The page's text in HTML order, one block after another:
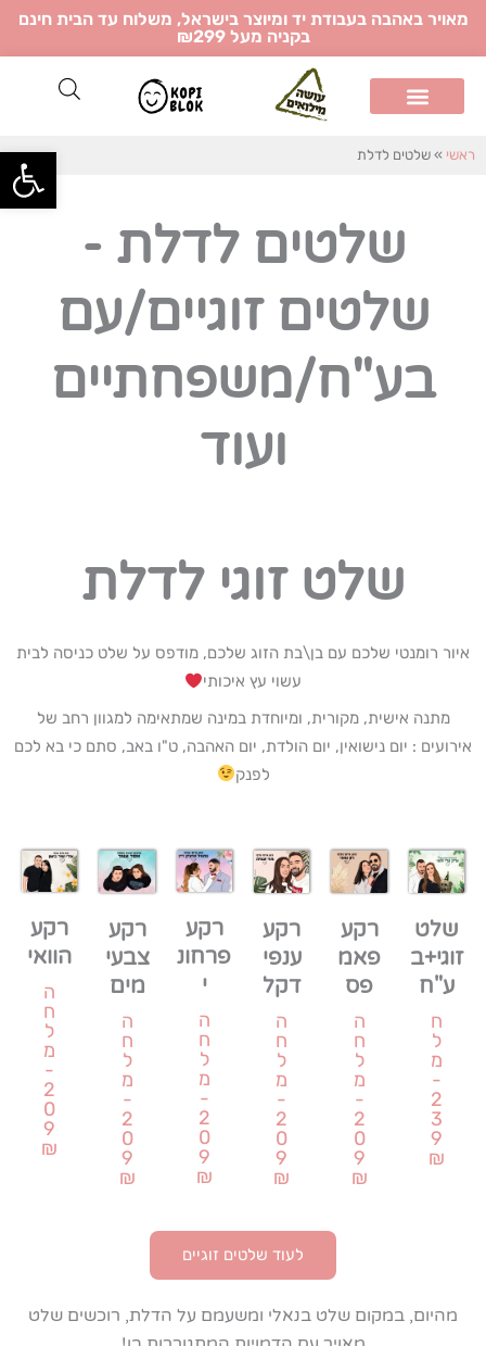
דילוגמאויר באהבה בעבודת יד ומיוצר בישראל, משלוח עד הבית חינם
בקניה מעל ₪299
ראשי » שלטים לדלת
שלטים לדלת -
שלטים זוגיים/עם
בע"ח/משפחתיים
ועוד
שלט זוגי לדלת
איור רומנטי שלכם עם בן\בת הזוג שלכם, מודפס על שלט כניסה לבית
עשוי עץ איכותי
מתנה אישית, מקורית, ומיוחדת במינה שמתאימה למגוון רחב של
אירועים : יום נישואין, יום הולדת, יום האהבה, ט"ו באב, סתם כי בא לכם
לפנק
שלט
זוגי+ב
ע"ח
ח
ל
מ
-
2
3
9
₪
רקע
פאמ
פס
ה
ח
ל
מ
-
2
0
9
₪
רקע
ענפי
דקל
ה
ח
ל
מ
-
2
0
9
₪
רקע
פרחונ
י
ה
ח
ל
מ
-
2
0
9
₪
רקע
צבעי
מים
ה
ח
ל
מ
-
2
0
9
₪
רקע
הוואי
ה
ח
ל
מ
-
2
0
9
₪
לעוד שלטים זוגיים
מהיום, במקום שלט בנאלי ומשעמם על הדלת, רוכשים שלט